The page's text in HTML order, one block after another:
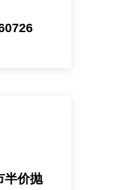
半价抛